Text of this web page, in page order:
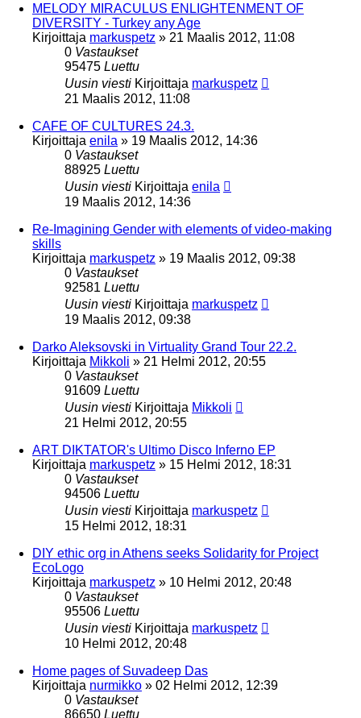
MELODY MIRACULUS ENLIGHTENMENT OF
DIVERSITY - Turkey any Age
Kirjoittaja markuspetz » 21 Maalis 2012, 11:08
0 Vastaukset
95475 Luettu
Uusin viesti Kirjoittaja markuspetz
21 Maalis 2012, 11:08
CAFE OF CULTURES 24.3.
Kirjoittaja enila » 19 Maalis 2012, 14:36
0 Vastaukset
88925 Luettu
Uusin viesti Kirjoittaja enila
19 Maalis 2012, 14:36
Re-Imagining Gender with elements of video-making
skills
Kirjoittaja markuspetz » 19 Maalis 2012, 09:38
0 Vastaukset
92581 Luettu
Uusin viesti Kirjoittaja markuspetz
19 Maalis 2012, 09:38
Darko Aleksovski in Virtuality Grand Tour 22.2.
Kirjoittaja Mikkoli » 21 Helmi 2012, 20:55
0 Vastaukset
91609 Luettu
Uusin viesti Kirjoittaja Mikkoli
21 Helmi 2012, 20:55
ART DIKTATOR's Ultimo Disco Inferno EP
Kirjoittaja markuspetz » 15 Helmi 2012, 18:31
0 Vastaukset
94506 Luettu
Uusin viesti Kirjoittaja markuspetz
15 Helmi 2012, 18:31
DIY ethic org in Athens seeks Solidarity for Project
EcoLogo
Kirjoittaja markuspetz » 10 Helmi 2012, 20:48
0 Vastaukset
95506 Luettu
Uusin viesti Kirjoittaja markuspetz
10 Helmi 2012, 20:48
Home pages of Suvadeep Das
Kirjoittaja nurmikko » 02 Helmi 2012, 12:39
0 Vastaukset
86650 Luettu